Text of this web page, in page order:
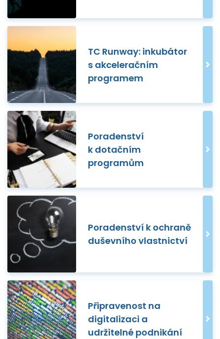
TC Runway: inkubátor
s akceleračním
programem
Poradenství
k dotačním
programům
Poradenství k ochraně
duševního vlastnictví
Připravenost na
digitalizaci a
udržitelné podnikání